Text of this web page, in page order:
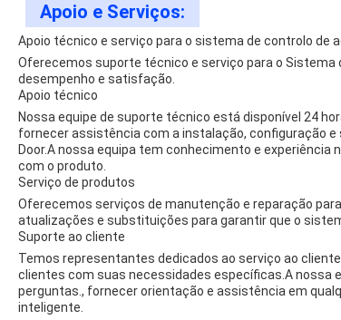
Apoio e Serviços:
Apoio técnico e serviço para o sistema de controlo de
Oferecemos suporte técnico e serviço para o
desempenho e satisfação.
Apoio técnico
Nossa equipe de suporte técnico está disponível 24
fornecer assistência com a instalação, configuração
Door.A nossa equipa tem conhecimento e
com o produto.
Serviço de produtos
Oferecemos serviços de manutenção e reparação
atualizações e substituições para garantir que o
Suporte ao cliente
Temos representantes dedicados ao serviço ao
clientes com suas necessidades específicas.A nossa
perguntas., fornecer orientação e assistência em
inteligente.